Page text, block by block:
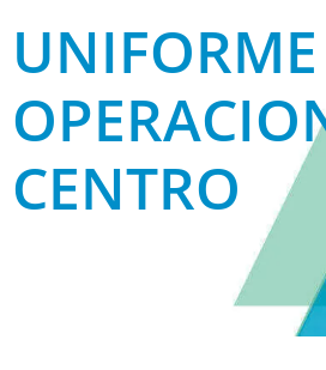
UNIFORME
CENTRO